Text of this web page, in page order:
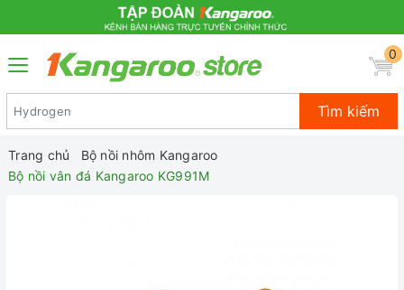
0
Tìm kiếm
Trang chủ
Bộ nồi nhôm Kangaroo
Bộ nồi vân đá Kangaroo KG991M